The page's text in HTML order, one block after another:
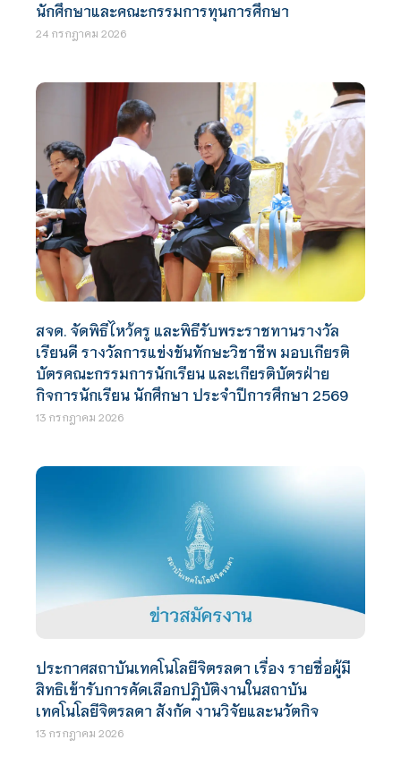
นักศึกษาและคณะกรรมการทุนการศึกษา
24 กรกฎาคม 2026
สจด. จัดพิธีไหว้ครู และพิธีรับพระราชทานรางวัล
เรียนดี รางวัลการแข่งขันทักษะวิชาชีพ มอบเกียรติ
บัตรคณะกรรมการนักเรียน และเกียรติบัตรฝ่าย
กิจการนักเรียน นักศึกษา ประจำปีการศึกษา 2569
13 กรกฎาคม 2026
ประกาศสถาบันเทคโนโลยีจิตรลดา เรื่อง รายชื่อผู้มี
สิทธิเข้ารับการคัดเลือกปฏิบัติงานในสถาบัน
เทคโนโลยีจิตรลดา สังกัด งานวิจัยและนวัตกิจ
13 กรกฎาคม 2026